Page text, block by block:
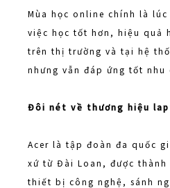
Mùa học online chính là
việc học tốt hơn, hiệu quả
trên thị trường và tại hệ
nhưng vẫn đáp ứng tốt nhu
Đôi nét về thương hiệu
Acer là tập đoàn đa quốc
xứ từ Đài Loan, được
thiết bị công nghệ, sánh